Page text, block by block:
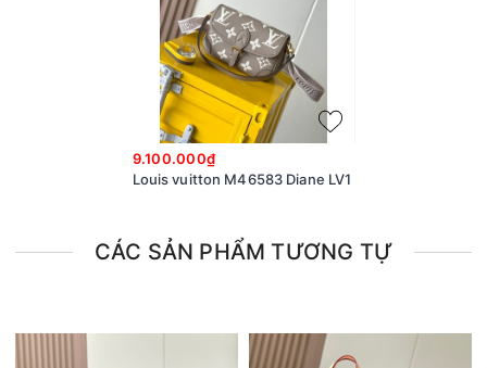
9.100.000₫
Louis vuitton M46583 Diane LV1
CÁC SẢN PHẨM TƯƠNG TỰ